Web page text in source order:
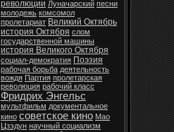
революции Луначарский песни
молодежь комсомол
пролетариат Великий Октябрь
история Октября слом
государственной машины
история Великого Октября
социал-демократия Поэзия
рабочая борьба деятельность
вождя Партия пролетарская
революция рабочий класс
Фридрих Энгельс
мультфильм документальное
кино советское кино Мао
Цзэдун научный социализм